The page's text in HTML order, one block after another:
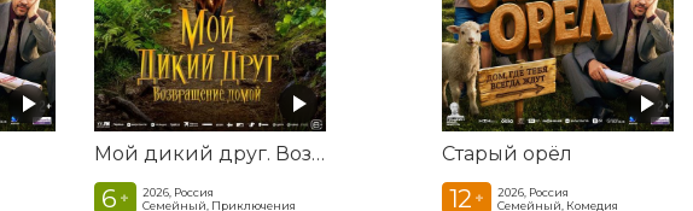
Мой дикий друг. Возвращение домой
6 +
2026, Россия
Семейный, Приключения
Старый орёл
12 +
2026, Россия
Семейный, Комедия